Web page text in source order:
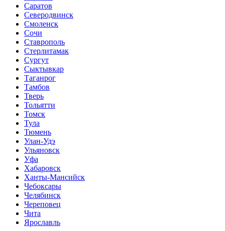
Саратов
Северодвинск
Смоленск
Сочи
Ставрополь
Стерлитамак
Сургут
Сыктывкар
Таганрог
Тамбов
Тверь
Тольятти
Томск
Тула
Тюмень
Улан-Удэ
Ульяновск
Уфа
Хабаровск
Ханты-Мансийск
Чебоксары
Челябинск
Череповец
Чита
Ярославль